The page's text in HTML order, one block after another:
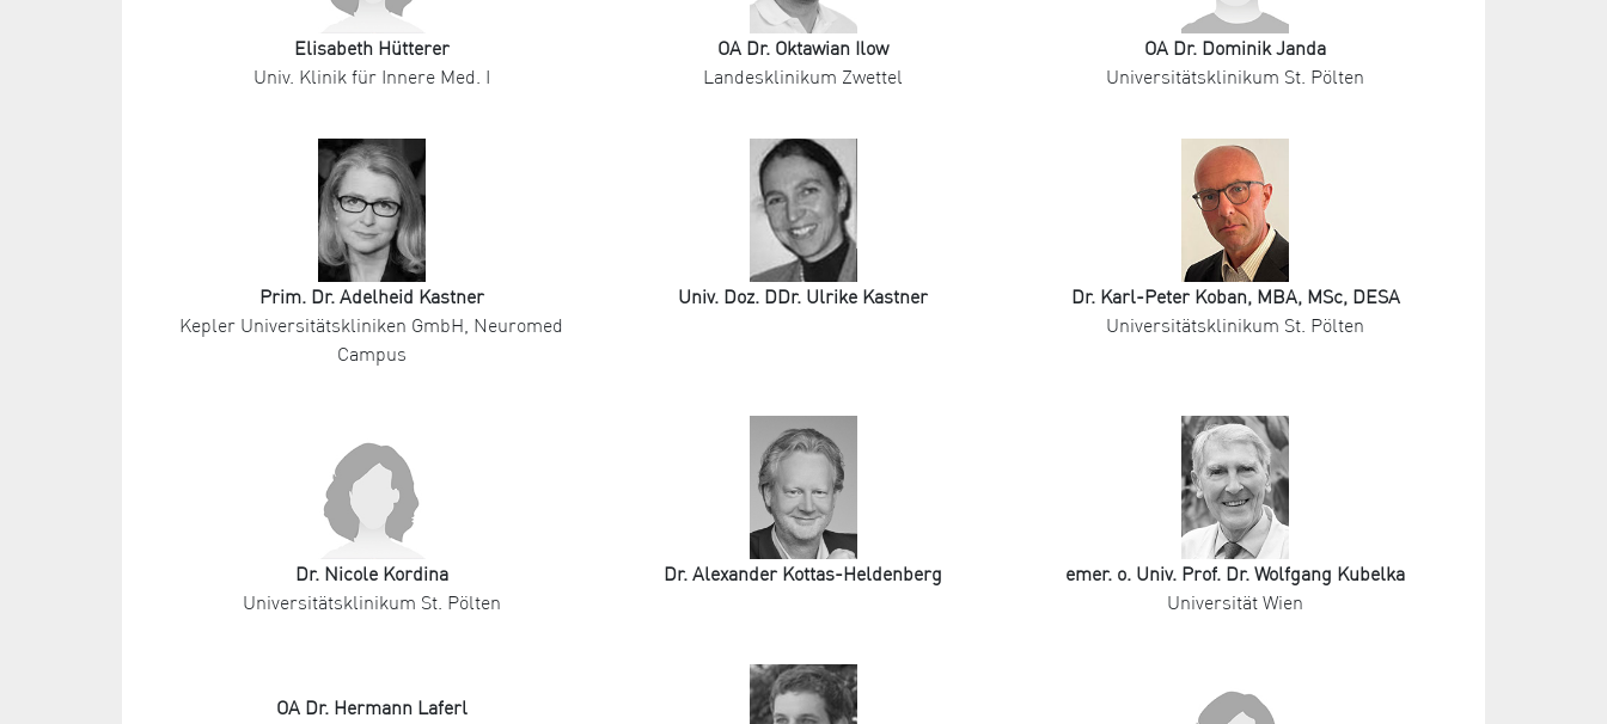
Elisabeth Hütterer
Univ. Klinik für Innere Med. I
OA Dr. Oktawian Ilow
Landesklinikum Zwettel
OA Dr. Dominik Janda
Universitätsklinikum St. Pölten
Prim. Dr. Adelheid Kastner
Kepler Universitätskliniken GmbH, Neuromed
Campus
Univ. Doz. DDr. Ulrike Kastner
Dr. Karl-Peter Koban, MBA, MSc, DESA
Universitätsklinikum St. Pölten
Dr. Nicole Kordina
Universitätsklinikum St. Pölten
Dr. Alexander Kottas-Heldenberg
emer. o. Univ. Prof. Dr. Wolfgang Kubelka
Universität Wien
OA Dr. Hermann Laferl